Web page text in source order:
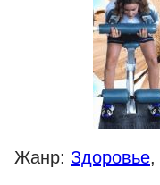
Жанр: Здоровье,